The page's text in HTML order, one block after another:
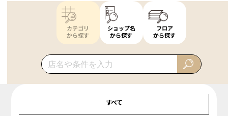
カテゴリ
から探す
ショップ名
から探す
フロア
から探す
すべて